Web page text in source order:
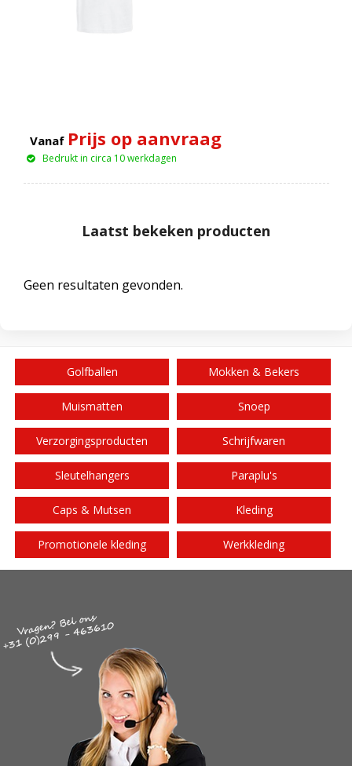
Vanaf Prijs op aanvraag
Bedrukt in circa 10 werkdagen
Laatst bekeken producten
Geen resultaten gevonden.
Golfballen Mokken & Bekers
Muismatten Snoep
Verzorgingsproducten Schrijfwaren
Sleutelhangers Paraplu's
Caps & Mutsen Kleding
Promotionele kleding Werkkleding